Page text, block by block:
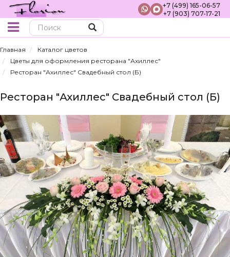
+7 (499) 165-06-57
+7 (903) 707-17-21
Главная
Каталог цветов
Цветы для оформления ресторана "Ахиллес"
Ресторан "Ахиллес" Свадебный стол (Б)
Ресторан "Ахиллес" Свадебный стол (Б)